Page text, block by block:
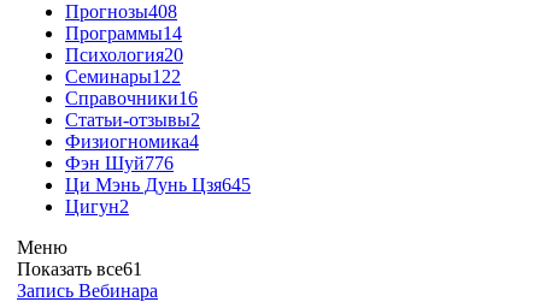
Прогнозы408
Программы14
Психология20
Семинары122
Справочники16
Статьи-отзывы2
Физиогномика4
Фэн Шуй776
Ци Мэнь Дунь Цзя645
Цигун2
Меню
Показать все61
Запись Вебинара